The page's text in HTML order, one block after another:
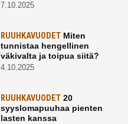
7.10.2025
RUUHKAVUODETMiten
tunnistaa hengellinen
väkivalta ja toipua siitä?
4.10.2025
RUUHKAVUODET20
syyslomapuuhaa pienten
lasten kanssa